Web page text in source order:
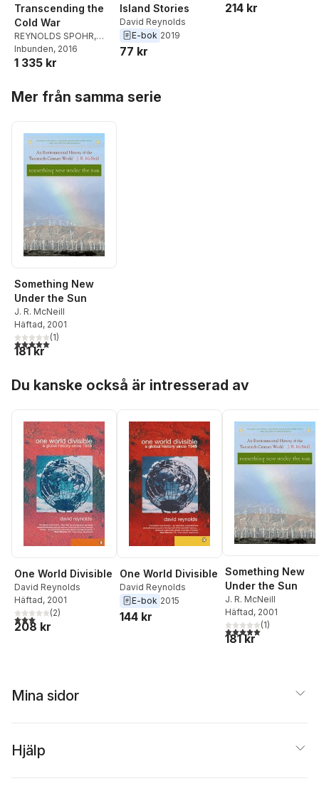
Transcending the
Cold War
REYNOLDS SPOHR,
Kristina Spohr,David
Reynolds
Inbunden, 2016
1 335 kr
Island Stories
David Reynolds
E-bok 2019
77 kr
214 kr
Mer från samma serie
Something New
Under the Sun
J. R. McNeill
Häftad, 2001
5,0utav 5 stjärnor. Totalt antal röster:
(1)
181 kr
Du kanske också är intresserad av
One World Divisible
David Reynolds
Häftad, 2001
3,0utav 5 stjärnor. Totalt antal röster:
(2)
208 kr
One World Divisible
David Reynolds
E-bok 2015
144 kr
Something New
Under the Sun
J. R. McNeill
Häftad, 2001
5,0utav 5 stjärnor.
(1)
181 kr
Mina sidor
Hjälp